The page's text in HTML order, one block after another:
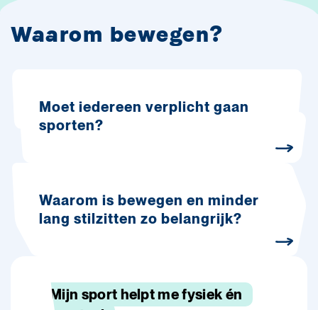
Waarom bewegen?
Moet iedereen verplicht gaan
sporten?
Waarom is bewegen en minder
lang stilzitten zo belangrijk?
Mijn sport helpt me fysiek én